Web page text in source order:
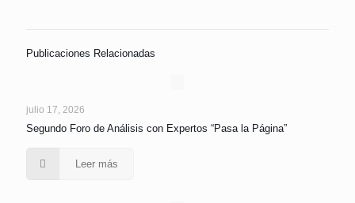
Publicaciones Relacionadas
julio 17, 2026
Segundo Foro de Análisis con Expertos “Pasa la Página”
Leer más